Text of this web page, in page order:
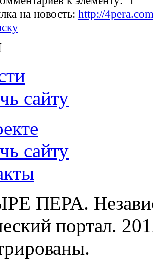
на новость: http://
сайту
сайту
ПЕРА.
портал.